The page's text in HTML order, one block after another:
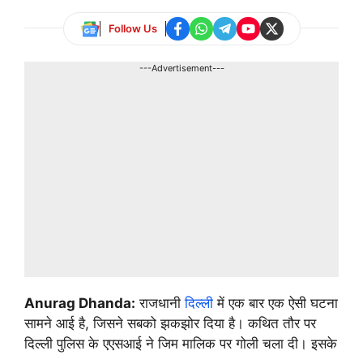
Follow Us
---Advertisement---
Anurag Dhanda: राजधानीदिल्ली में एक बार एक ऐसी घटना
सामने आई है, जिसने सबको झकझोर दिया है। कथित तौर पर
दिल्ली पुलिस के एएसआई ने जिम मालिक पर गोली चला दी। इसके